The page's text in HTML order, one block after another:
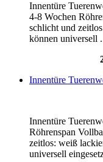
Innentüre
4-8 Wochen
schlicht und
können universell
Innentüre
Innentüre
Röhrenspan
zeitlos: weiß
universell